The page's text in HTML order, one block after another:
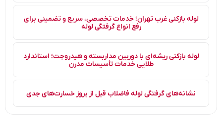
لوله بازکنی غرب تهران؛ خدمات تخصصی، سریع و تضمینی برای
رفع انواع گرفتگی لوله
لوله بازکنی ریشه‌ای با دوربین مداربسته و هیدروجت؛ استاندارد
طلایی خدمات تأسیسات مدرن
نشانه‌های گرفتگی لوله فاضلاب قبل از بروز خسارت‌های جدی